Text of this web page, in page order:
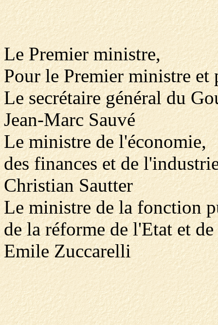
Le Premier ministre,
Pour le Premier ministre et
Le secrétaire général du
Jean-Marc Sauvé
Le ministre de l'économie,
des finances et de
Christian Sautter
Le ministre de la fonction
de la réforme de l'Etat et
Emile Zuccarelli